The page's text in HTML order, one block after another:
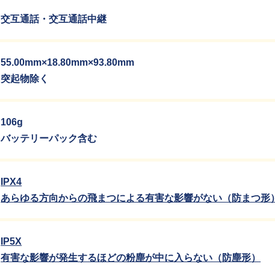
交互通話・交互通話中継
55.00mm×18.80mm×93.80mm
突起物除く
106g
バッテリーパック含む
IPX4
あらゆる方向からの飛まつによる有害な影響がない（防まつ形
IP5X
有害な影響が発生するほどの粉塵が中に入らない（防塵形）